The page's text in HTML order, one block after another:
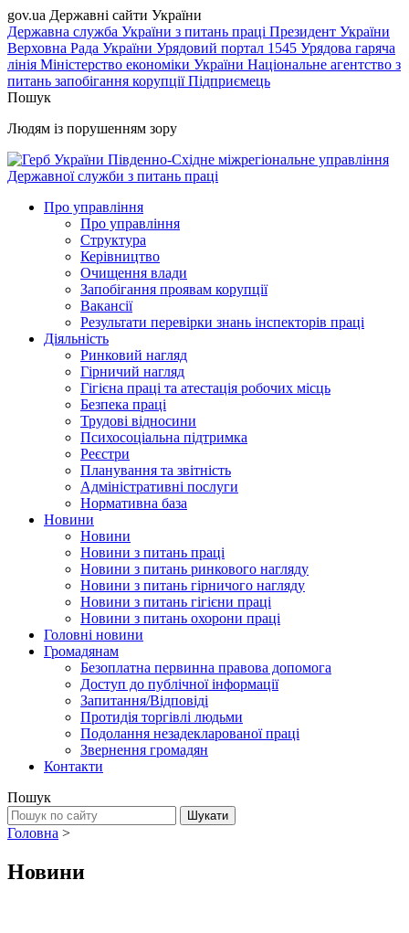
gov.ua Державні сайти України
Державна служба України з питань праці Президент України
Верховна Рада України Урядовий портал 1545 Урядова гаряча
лінія Міністерство економіки України Національне агентство з
питань запобігання корупціїПідприємець
Пошук
Людям із порушенням зору
Південно-Східне міжрегіональне управління
Державної служби з питань праці
Про управління
Про управління
Структура
Керівництво
Очищення влади
Запобігання проявам корупції
Вакансії
Результати перевірки знань інспекторів праці
Діяльність
Ринковий нагляд
Гірничий нагляд
Гігієна праці та атестація робочих місць
Безпека праці
Трудові відносини
Психосоціальна підтримка
Реєстри
Планування та звітність
Адміністративні послуги
Нормативна база
Новини
Новини
Новини з питань праці
Новини з питань ринкового нагляду
Новини з питань гірничого нагляду
Новини з питань гігієни праці
Новини з питань охорони праці
Головні новини
Громадянам
Безоплатна первинна правова допомога
Доступ до публічної інформації
Запитання/Відповіді
Протидія торгівлі людьми
Подолання незадекларованої праці
Звернення громадян
Контакти
Пошук
Головна >
Новини